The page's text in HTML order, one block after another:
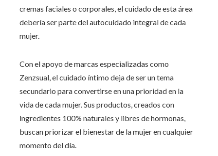
cremas faciales o corporales, el cuidado de esta área
debería ser parte del autocuidado integral de cada
mujer.
Con el apoyo de marcas especializadas como
Zenzsual, el cuidado íntimo deja de ser un tema
secundario para convertirse en una prioridad en la
vida de cada mujer. Sus productos, creados con
ingredientes 100% naturales y libres de hormonas,
buscan priorizar el bienestar de la mujer en cualquier
momento del día.